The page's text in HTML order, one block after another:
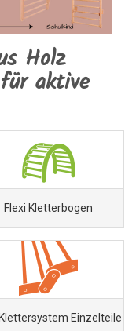
Holz
aktive
Flexi Kletterbogen
Einzelteile